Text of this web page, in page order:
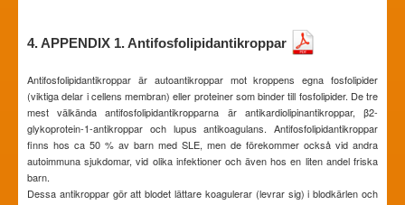
4. APPENDIX 1. Antifosfolipidantikroppar
Antifosfolipidantikroppar är autoantikroppar mot kroppens egna fosfolipider
(viktiga delar i cellens membran) eller proteiner som binder till fosfolipider. De tre
mest välkända antifosfolipidantikropparna är antikardiolipinantikroppar, β2-
glykoprotein-1-antikroppar och lupus antikoagulans. Antifosfolipidantikroppar
finns hos ca 50 % av barn med SLE, men de förekommer också vid andra
autoimmuna sjukdomar, vid olika infektioner och även hos en liten andel friska
barn.
Dessa antikroppar gör att blodet lättare koagulerar (levrar sig) i blodkärlen och